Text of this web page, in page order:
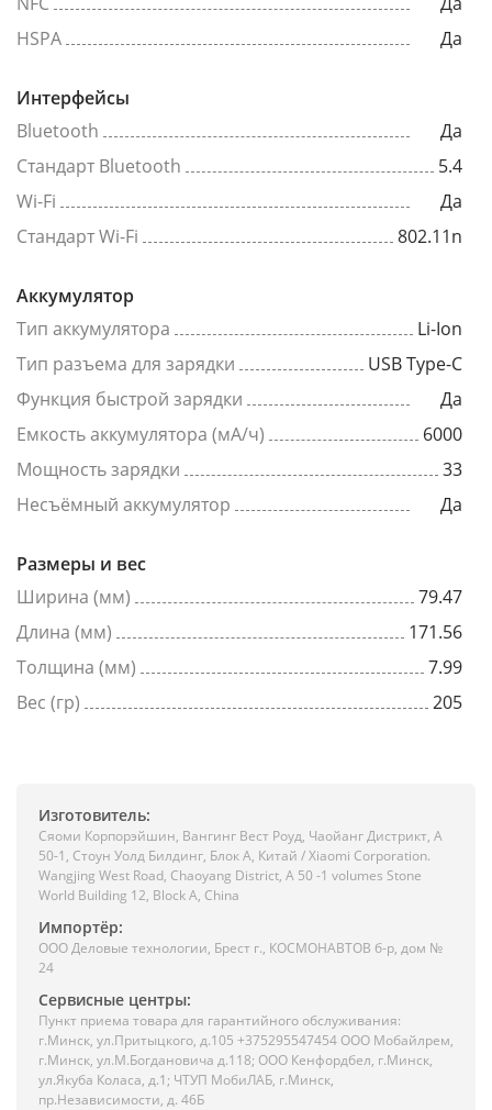
HSPA
Да
Интерфейсы
Bluetooth
Да
Стандарт Bluetooth
5.4
Wi-Fi
Да
Стандарт Wi-Fi
802.11n
Аккумулятор
Тип аккумулятора
Li-Ion
Тип разъема для зарядки
USB Type-C
Функция быстрой зарядки
Да
Емкость аккумулятора (мА/ч)
6000
Мощность зарядки
33
Несъёмный аккумулятор
Да
Размеры и вес
Ширина (мм)
79.47
Длина (мм)
171.56
Толщина (мм)
7.99
Вес (гр)
205
Изготовитель:
Сяоми Корпорэйшин, Вангинг Вест Роуд, Чаойанг Дистрикт, А
50-1, Стоун Уолд Билдинг, Блок А, Китай / Xiaomi Corporation.
Wangjing West Road, Chaoyang District, A 50 -1 volumes Stone
World Building 12, Block A, China
Импортёр:
ООО Деловые технологии, Брест г., КОСМОНАВТОВ б-р, дом №
24
Сервисные центры:
Пункт приема товара для гарантийного обслуживания:
г.Минск, ул.Притыцкого, д.105 +375295547454 ООО Мобайлрем,
г.Минск, ул.М.Богдановича д.118; ООО Кенфордбел, г.Минск,
ул.Якуба Коласа, д.1; ЧТУП МобиЛАБ, г.Минск,
пр.Независимости, д. 46Б